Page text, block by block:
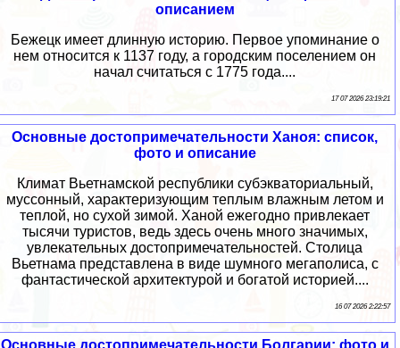
описанием
Бежецк имеет длинную историю. Первое упоминание о
нем относится к 1137 году, а городским поселением он
начал считаться с 1775 года....
17 07 2026 23:19:21
Основные достопримечательности Ханоя: список,
фото и описание
Климат Вьетнамской республики субэкваториальный,
муссонный, характеризующим теплым влажным летом и
теплой, но сухой зимой. Ханой ежегодно привлекает
тысячи туристов, ведь здесь очень много значимых,
увлекательных достопримечательностей. Столица
Вьетнама представлена в виде шумного мегаполиса, с
фантастической архитектурой и богатой историей....
16 07 2026 2:22:57
Основные достопримечательности Болгарии: фото и